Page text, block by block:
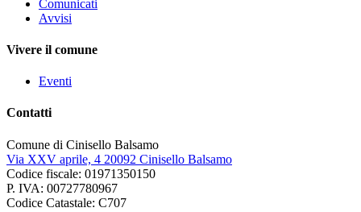
Comunicati
Avvisi
Vivere il comune
Eventi
Contatti
Comune di Cinisello Balsamo
Via XXV aprile, 4 20092 Cinisello Balsamo
Codice fiscale: 01971350150
P. IVA: 00727780967
Codice Catastale: C707